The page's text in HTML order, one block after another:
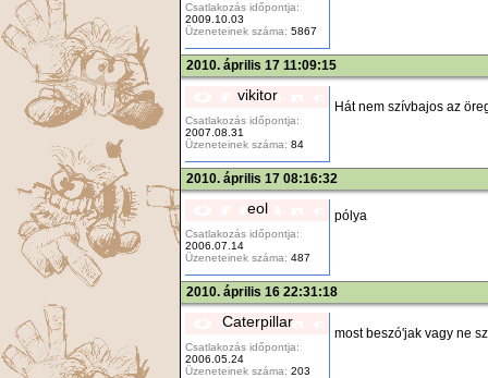
Csatlakozás időpontja:
2009.10.03
Üzeneteinek száma: 5867
2010. április 17 11:09:15
vikitor
Csatlakozás időpontja:
2007.08.31
Üzeneteinek száma: 84
Hát nem szívbajos az
2010. április 17 08:16:32
eol
Csatlakozás időpontja:
2006.07.14
Üzeneteinek száma: 487
pólya
2010. április 16 22:31:18
Caterpillar
Csatlakozás időpontja:
2006.05.24
Üzeneteinek száma: 203
most beszó'jak vagy ne